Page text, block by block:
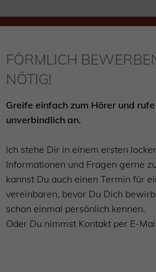
FÖRMLICH
NÖTIG!
Greife einfach zum Hörer und
unverbindlich an.
Ich stehe Dir in einem ersten
Informationen und Fragen gerne
kannst Du auch einen Termin für
vereinbaren, bevor Du Dich
schon einmal persönlich kennen.
Oder Du nimmst Kontakt per E-